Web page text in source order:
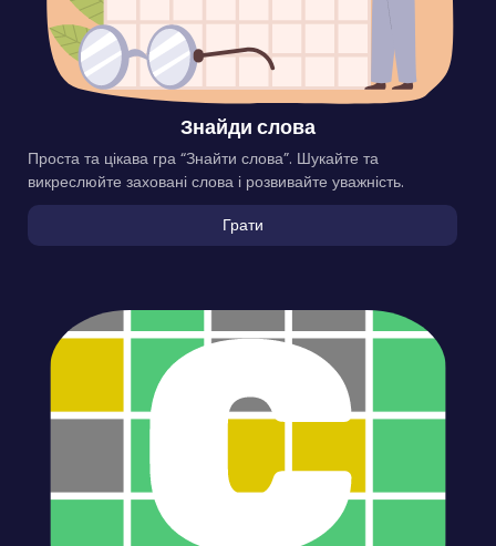
Знайди слова
Проста та цікава гра “Знайти слова”. Шукайте та
викреслюйте заховані слова і розвивайте уважність.
Грати